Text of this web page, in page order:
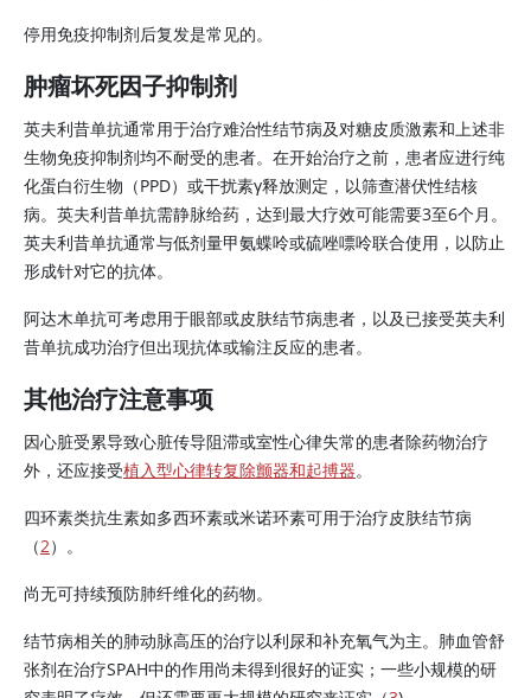
停用免疫抑制剂后复发是常见的。
肿瘤坏死因子抑制剂
英夫利昔单抗通常用于治疗难治性结节病及对糖皮质激素和上述非
生物免疫抑制剂均不耐受的患者。在开始治疗之前，患者应进行纯
化蛋白衍生物（PPD）或干扰素γ释放测定，以筛查潜伏性结核
病。 英夫利昔单抗需静脉给药，达到最大疗效可能需要3至6个月。
英夫利昔单抗通常与低剂量甲氨蝶呤或硫唑嘌呤联合使用，以防止
形成针对它的抗体。
阿达木单抗可考虑用于眼部或皮肤结节病患者，以及已接受英夫利
昔单抗成功治疗但出现抗体或输注反应的患者。
其他治疗注意事项
因心脏受累导致心脏传导阻滞或室性心律失常的患者除药物治疗
外，还应接受植入型心律转复除颤器和起搏器。
四环素类抗生素如多西环素或米诺环素可用于治疗皮肤结节病
（2）。
尚无可持续预防肺纤维化的药物。
结节病相关的肺动脉高压的治疗以利尿和补充氧气为主。肺血管舒
张剂在治疗SPAH中的作用尚未得到很好的证实；一些小规模的研